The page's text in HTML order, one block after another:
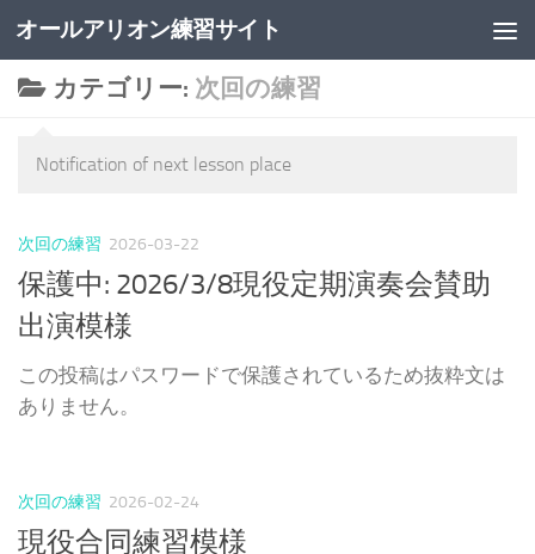
コンテンツの下
オールアリオン練習サイト
カテゴリー: 次回の練習
Notification of next lesson place
次回の練習 2026-03-22
保護中: 2026/3/8現役定期演奏会賛助
出演模様
この投稿はパスワードで保護されているため抜粋文は
ありません。
次回の練習 2026-02-24
現役合同練習模様